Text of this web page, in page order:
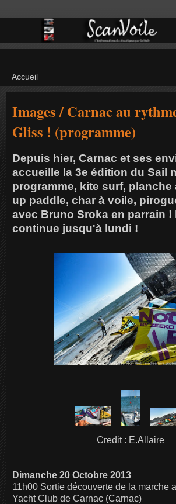
Images / Carnac au
Gliss ! (programme)
Depuis hier, Carnac et ses
accueille la 3e édition du Sail
programme, kite surf, planche
up paddle, char à voile,
avec Bruno Sroka en parrain !
continue jusqu'à lundi !
Credit : E.Allaire
Dimanche 20 Octobre 2013
11h00 Sortie découverte de la marche
Yacht Club de Carnac (Carnac)